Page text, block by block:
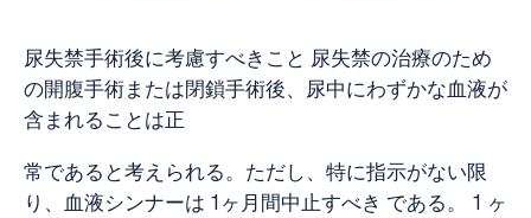
尿失禁手術後に考慮すべきこと 尿失禁の治療のため
の開腹手術または閉鎖手術後、尿中にわずかな血液が
含まれることは正
常であると考えられる。ただし、特に指示がない限
り、血液シンナーは 1ヶ月間中止すべき である。 1 ヶ